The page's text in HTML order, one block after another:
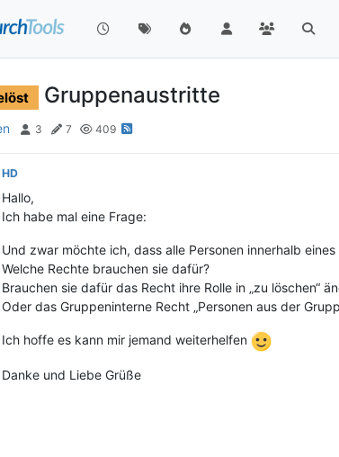
Gruppenaustritte
3 7 409
HD
Hallo,
Ich habe mal eine Frage:
Und zwar möchte ich, dass alle Personen innerhalb
Welche Rechte brauchen sie dafür?
Brauchen sie dafür das Recht ihre Rolle in „zu löschen“
Oder das Gruppeninterne Recht „Personen aus der
Ich hoffe es kann mir jemand weiterhelfen
Danke und Liebe Grüße